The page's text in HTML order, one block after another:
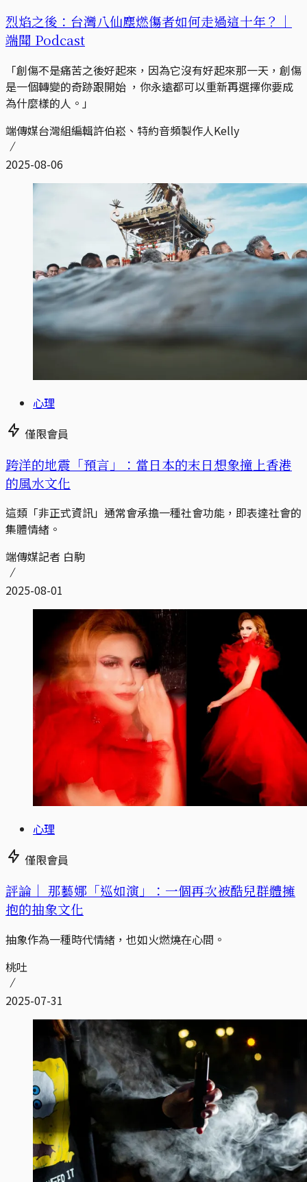
烈焰之後：台灣八仙塵燃傷者如何走過這十年？｜
端聞 Podcast
「創傷不是痛苦之後好起來，因為它沒有好起來那一天，創傷
是一個轉變的奇跡跟開始 ，你永遠都可以重新再選擇你要成
為什麼樣的人。」
端傳媒台灣組編輯許伯崧、特約音頻製作人Kelly
2025-08-06
心理
僅限會員
跨洋的地震「預言」：當日本的末日想象撞上香港
的風水文化
這類「非正式資訊」通常會承擔一種社會功能，即表達社會的
集體情緒。
端傳媒記者 白駒
2025-08-01
心理
僅限會員
評論｜ 那藝娜「巡如演」：一個再次被酷兒群體擁
抱的抽象文化
抽象作為一種時代情緒，也如火燃燒在心間。
桃吐
2025-07-31